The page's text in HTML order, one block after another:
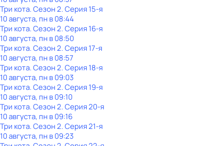
Три кота. Сезон 2. Серия 15-я
10 августа, пн в 08:44
Три кота. Сезон 2. Серия 16-я
10 августа, пн в 08:50
Три кота. Сезон 2. Серия 17-я
10 августа, пн в 08:57
Три кота. Сезон 2. Серия 18-я
10 августа, пн в 09:03
Три кота. Сезон 2. Серия 19-я
10 августа, пн в 09:10
Три кота. Сезон 2. Серия 20-я
10 августа, пн в 09:16
Три кота. Сезон 2. Серия 21-я
10 августа, пн в 09:23